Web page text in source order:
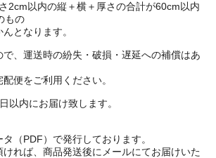
2cm以内の縦＋横＋厚さの合計が60cm以内
もの
となります。
、運送時の紛失・破損・遅延への補償はあ
便をご利用ください。
以内にお届け致します。
（PDF）で発行しております。
ければ、商品発送後にメールにてお届けいた